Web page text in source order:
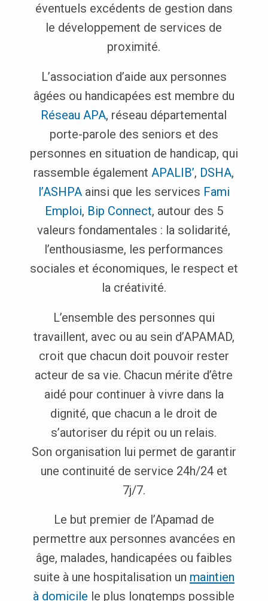
éventuels excédents de gestion dans
le développement de services de
proximité.
L’association d’aide aux personnes
âgées ou handicapées est membre du
Réseau APA, réseau départemental
porte-parole des seniors et des
personnes en situation de handicap, qui
rassemble également APALIB’, DSHA,
l’ASHPAainsi que les services Fami
Emploi, Bip Connect, autour des 5
valeurs fondamentales : la solidarité,
l’enthousiasme, les performances
sociales et économiques, le respect et
la créativité.
L’ensemble des personnes qui
travaillent, avec ou au sein d’APAMAD,
croit que chacun doit pouvoir rester
acteur de sa vie. Chacun mérite d’être
aidé pour continuer à vivre dans la
dignité, que chacun a le droit de
s’autoriser du répit ou un relais.
Son organisation lui permet de garantir
une continuité de service 24h/24 et
7j/7.
Le but premier de l’Apamad de
permettre aux personnes avancées en
âge, malades, handicapées ou faibles
suite à une hospitalisation un maintien
à domicile le plus longtemps possible